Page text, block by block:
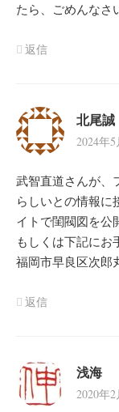
たら、ごめんなさ
返信
北尾誠
2024年
武智直道さんが、
らしいとの情報に
イトで閨閥図を公
もしくは下記にお
福岡市早良区次郎
返信
浅海
2020年